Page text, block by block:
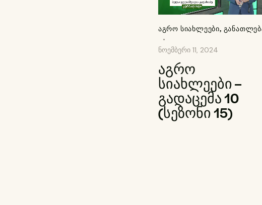
ᲐᲒᲠᲝ ᲡᲘᲐᲮᲚᲔᲔᲑᲘ,
ნოემბერი 11, 2024
აგრო
სიახლეები –
გადაცემა 10
(სეზონი 15)